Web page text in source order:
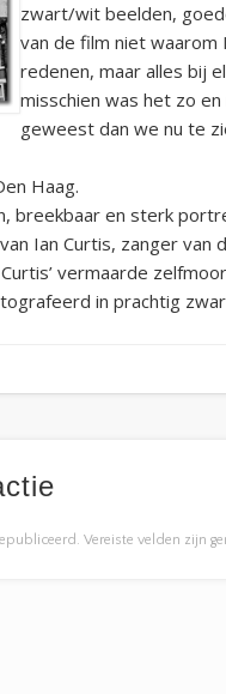
zwart/wit beelden,
van de film niet waarom
redenen, maar alles bij
misschien was het zo
geweest dan we nu te
Haag.
breekbaar en sterk
Ian Curtis, zanger van
vermaarde
in prachtig
Vereiste velden zijn